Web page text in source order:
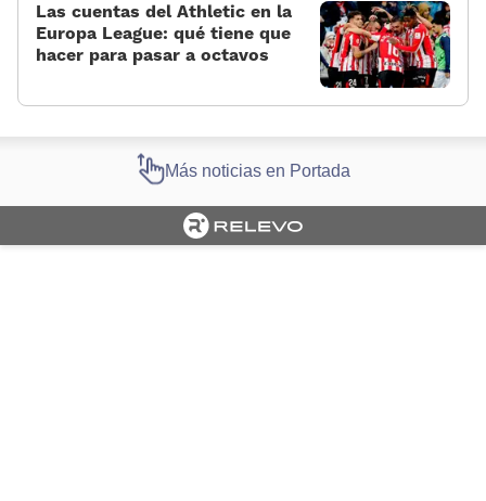
Las cuentas del Athletic en la
Europa League: qué tiene que
hacer para pasar a octavos
Más noticias en Portada